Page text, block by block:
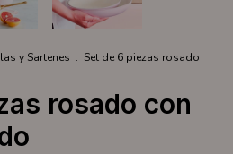
y Sartenes . Set de 6 piezas rosado
rosado con